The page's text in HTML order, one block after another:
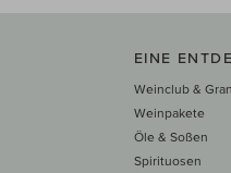
EINE
Weinclub &
Weinpakete
Öle & Soßen
Spirituosen